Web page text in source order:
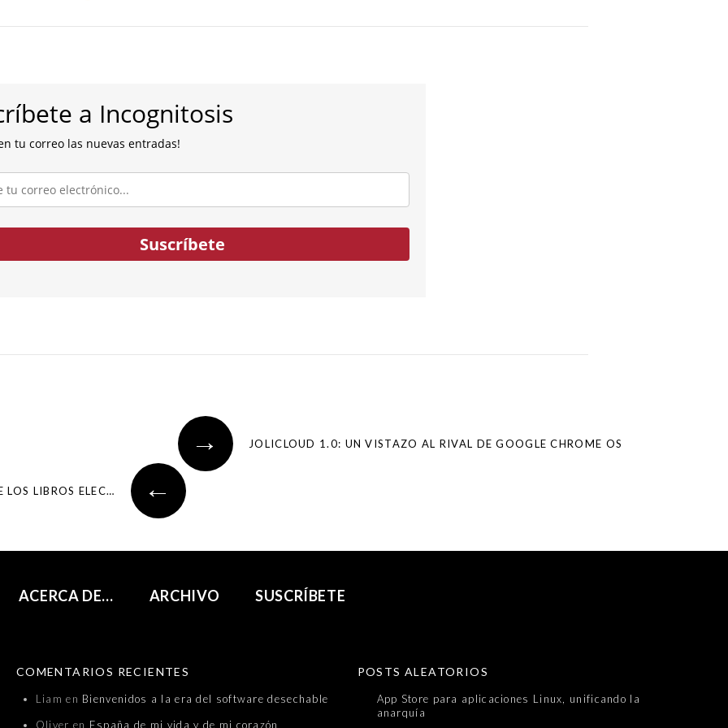
a Incognitosis
tu correo las nuevas entradas!
Suscríbete
→ JOLICLOUD 1.0: UN VISTAZO AL RIVAL DE GOOGLE CHROME OS
←
AMAZON NOS DEMUESTRA EL PROMETEDOR FUTURO DE LOS LIBROS ELECTRÓNICOS
ACERCA DE… ARCHIVO SUSCRÍBETE
COMENTARIOS RECIENTES
Liam en Bienvenidos a la era del software desechable
Oliver en España de mi vida y de mi corazón
POSTS ALEATORIOS
App Store para aplicaciones Linux, unificando la
anarquía